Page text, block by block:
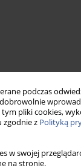
podczas
tym pliki cookies,
zgodnie z Polityką
w swojej
na stronie.